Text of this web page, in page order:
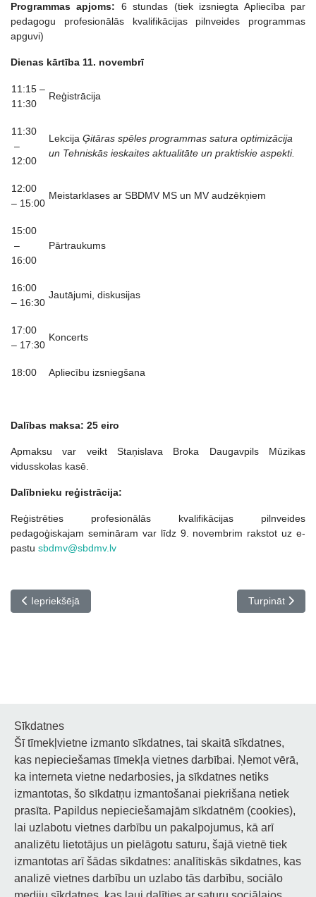
Programmas apjoms: 6 stundas (tiek izsniegta Apliecība par
pedagogu profesionālās kvalifikācijas pilnveides programmas
apguvi)
Dienas kārtība 11. novembrī
11:15 –
11:30
Reģistrācija
11:30
–
12:00
Lekcija Ģitāras spēles programmas satura optimizācija
un Tehniskās ieskaites aktualitāte un praktiskie aspekti.
12:00
– 15:00
Meistarklases ar SBDMV MS un MV audzēkņiem
15:00
–
16:00
Pārtraukums
16:00
– 16:30
Jautājumi, diskusijas
17:00
– 17:30
Koncerts
18:00 Apliecību izsniegšana
Dalības maksa: 25 eiro
Apmaksu var veikt Staņislava Broka Daugavpils Mūzikas
vidusskolas kasē.
Dalībnieku reģistrācija:
Reģistrēties profesionālās kvalifikācijas pilnveides
pedagoģiskajam semināram var līdz 9. novembrim rakstot uz e-
pastu sbdmv@sbdmv.lv
Iepriekšējais raksts: Pedagogu profesionālās pilnveides kursi
Iepriekšējā Nākamais
Turpināt
Noderīgi
Privātuma politika
Sīkdatņu privātuma politika
Piekļūstamība
Sīkdatnes
Šī tīmekļvietne izmanto sīkdatnes, tai skaitā sīkdatnes,
kas nepieciešamas tīmekļa vietnes darbībai. Ņemot vērā,
ka interneta vietne nedarbosies, ja sīkdatnes netiks
izmantotas, šo sīkdatņu izmantošanai piekrišana netiek
prasīta. Papildus nepieciešamajām sīkdatnēm (cookies),
lai uzlabotu vietnes darbību un pakalpojumus, kā arī
analizētu lietotājus un pielāgotu saturu, šajā vietnē tiek
izmantotas arī šādas sīkdatnes: analītiskās sīkdatnes, kas
analizē vietnes darbību un uzlabo tās darbību, sociālo